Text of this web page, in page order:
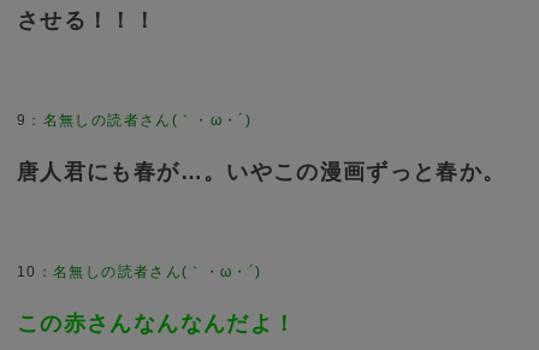
させる！！！
9 ： 名無しの読者さん(｀・ω・´)
唐人君にも春が…。いやこの漫画ずっと春か。
10 ：名無しの読者さん(｀・ω・´)
この赤さんなんなんだよ！